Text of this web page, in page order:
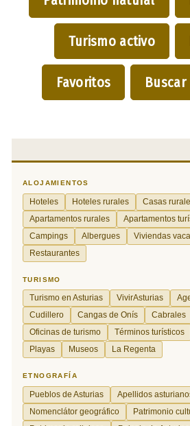
Turismo activo
Favoritos Buscar